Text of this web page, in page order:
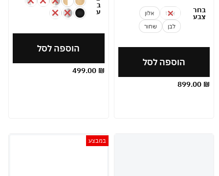
899.00 ₪
בחר
צבע אגוז
אלון
לבן
שחור
הוספה לסל
499.00 ₪
ב
ע
הוספה לסל
במבצע